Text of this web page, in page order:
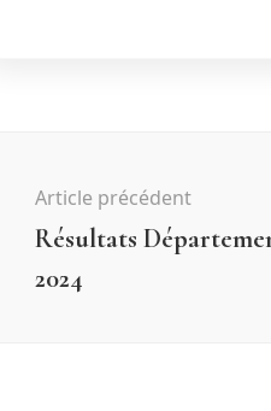
d'article
Article précédent
Résultats
2024